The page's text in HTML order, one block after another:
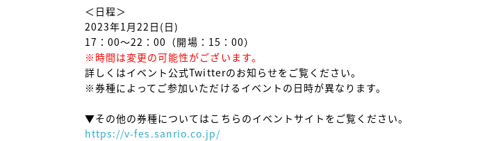
＜日程＞
2023年1月22日(日)
※時間は変更の可能性がございます。
詳しくはイベント公式Twitterのお知らせをご覧ください。
※券種によってご参加いただけるイベントの日時が異なります。
https://v-fes.sanrio.co.jp/